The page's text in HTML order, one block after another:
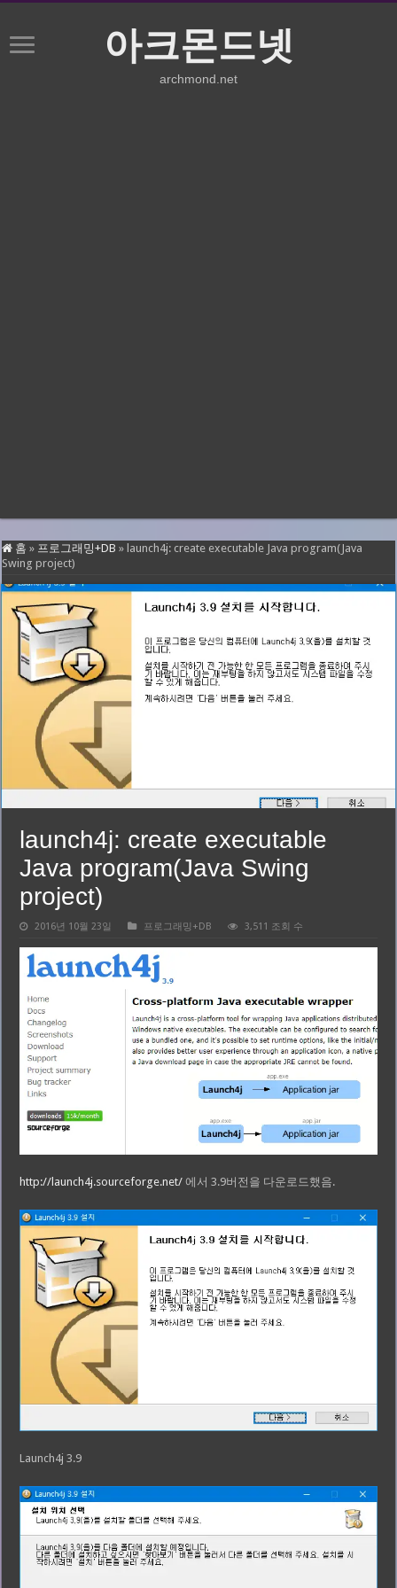
아크몬드넷
archmond.net
홈 » 프로그래밍+DB » launch4j: create executable Java program(Java
Swing project)
launch4j: create executable
Java program(Java Swing
project)
2016년 10월 23일 프로그래밍+DB 3,511 조회 수
http://launch4j.sourceforge.net/ 에서 3.9버전을 다운로드했음.
Launch4j 3.9